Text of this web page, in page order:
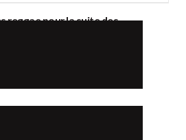
reggae pour la suite des